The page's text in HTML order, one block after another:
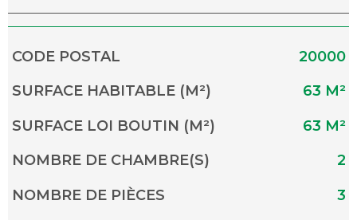
Caractérisque Valeurs
CODE POSTAL
20000
SURFACE HABITABLE (M²)
63 M²
SURFACE LOI BOUTIN (M²)
63 M²
NOMBRE DE CHAMBRE(S)
2
NOMBRE DE PIÈCES
3